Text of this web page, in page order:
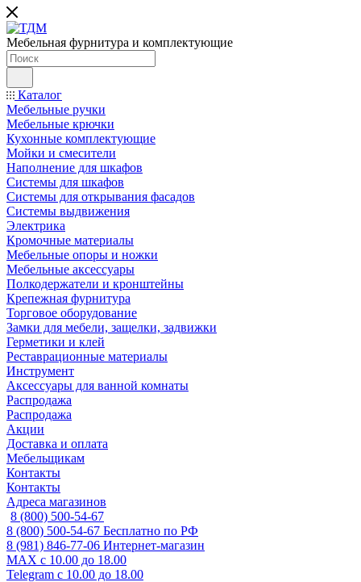
Мебельная фурнитура и комплектующие
Каталог
Мебельные ручки
Мебельные крючки
Кухонные комплектующие
Мойки и смесители
Наполнение для шкафов
Cистемы для шкафов
Системы для открывания фасадов
Системы выдвижения
Электрика
Кромочные материалы
Мебельные опоры и ножки
Мебельные аксессуары
Полкодержатели и кронштейны
Крепежная фурнитура
Торговое оборудование
Замки для мебели, защелки, задвижки
Герметики и клей
Реставрационные материалы
Инструмент
Аксессуары для ванной комнаты
Распродажа
Распродажа
Акции
Доставка и оплата
Мебельщикам
Контакты
Контакты
Адреса магазинов
8 (800) 500-54-67
8 (800) 500-54-67 Бесплатно по РФ
8 (981) 846-77-06 Интернет-магазин
MAX с 10.00 до 18.00
Telegram с 10.00 до 18.00